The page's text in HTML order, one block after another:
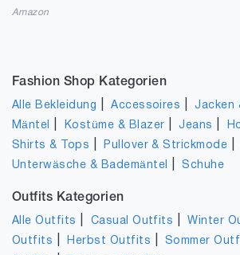
Amazon
Fashion Shop Kategorien
Alle Bekleidung |Accessoires |Jacken
Mäntel Kostüme & Blazer |Jeans
Shirts & Tops Pullover & Strickmode
Unterwäsche & Bademäntel |Schuhe
Outfits Kategorien
Alle Outfits Casual Outfits |Winter
Outfits
Herbst Outfits Sommer